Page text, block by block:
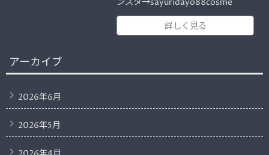
ンスタ→sayuridayo88cosme
詳しく見る
アーカイブ
2026年6月
2026年5月